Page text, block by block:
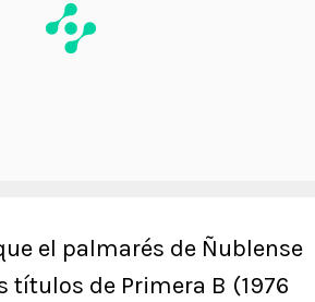
el palmarés de Ñublense
títulos de Primera B (1976